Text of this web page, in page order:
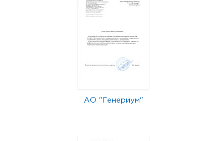
АО "Генериум"